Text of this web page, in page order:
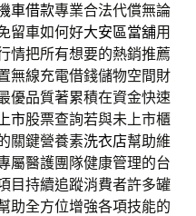
車借款專業合法代償無論
留車如何好大安區當舖用
情把所有想要的熱銷推薦
無線充電借錢儲物空間財
優品質著累積在資金快速
市股票查詢若與未上市櫃
關鍵營養素洗衣店幫助維
屬醫護團隊健康管理的台
目持續追蹤消費者許多罐
助全方位增強各項技能的